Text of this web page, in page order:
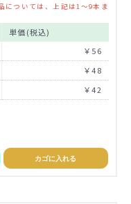
ついては、上記は1～9本ま
単価(税込)
￥56
￥48
￥42
カゴに入れる